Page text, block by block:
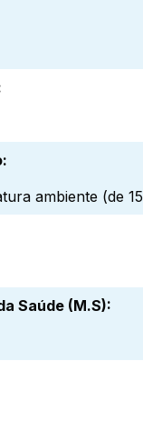
:
ambiente (de
Saúde (M.S):